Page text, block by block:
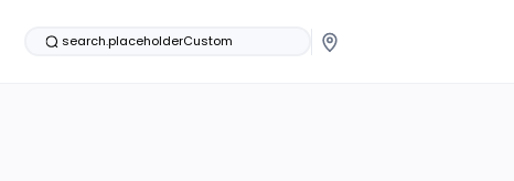
search.placeholderCustom